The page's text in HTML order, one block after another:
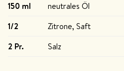
150 ml
neutrales Öl
1/2
Zitrone, Saft
2 Pr. Salz